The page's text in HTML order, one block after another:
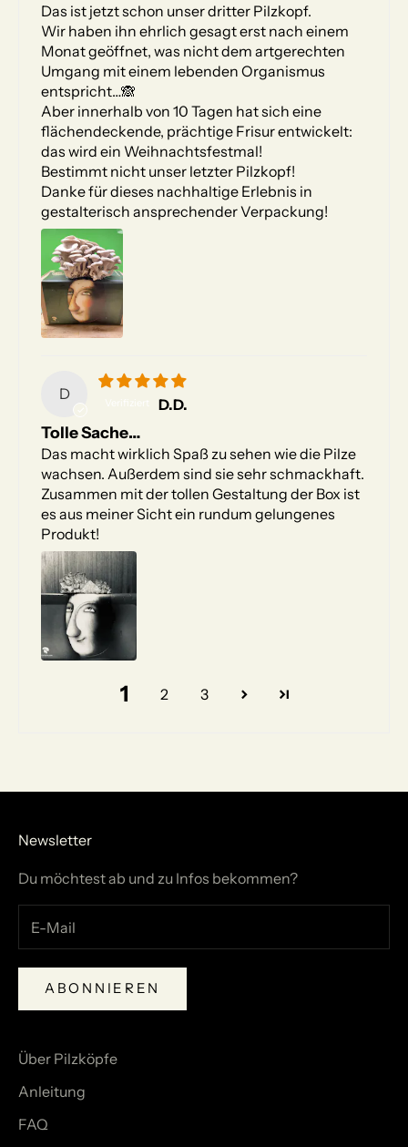
Das ist jetzt schon unser dritter Pilzkopf.
Wir haben ihn ehrlich gesagt erst nach einem
Monat geöffnet, was nicht dem artgerechten
Umgang mit einem lebenden Organismus
entspricht…🙈
Aber innerhalb von 10 Tagen hat sich eine
flächendeckende, prächtige Frisur entwickelt:
das wird ein Weihnachtsfestmal!
Bestimmt nicht unser letzter Pilzkopf!
Danke für dieses nachhaltige Erlebnis in
gestalterisch ansprechender Verpackung!
D
D.D.
Tolle Sache…
Das macht wirklich Spaß zu sehen wie die Pilze
wachsen. Außerdem sind sie sehr schmackhaft.
Zusammen mit der tollen Gestaltung der Box ist
es aus meiner Sicht ein rundum gelungenes
Produkt!
1 2 3
Newsletter
Du möchtest ab und zu Infos bekommen?
ABONNIEREN
Über Pilzköpfe
Anleitung
FAQ